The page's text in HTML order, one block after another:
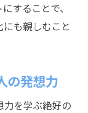
することで、
も親しむこと
の発想力
を学ぶ絶好の